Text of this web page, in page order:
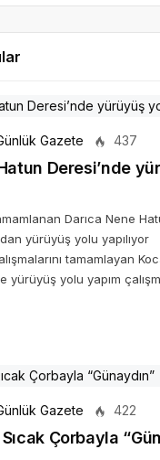
Gazete 437
Deresi’nde
Darıca Nene
yürüyüş yolu yapılıyor
tamamlayan
yürüyüş yolu yapım
Gazete 422
Çorbayla